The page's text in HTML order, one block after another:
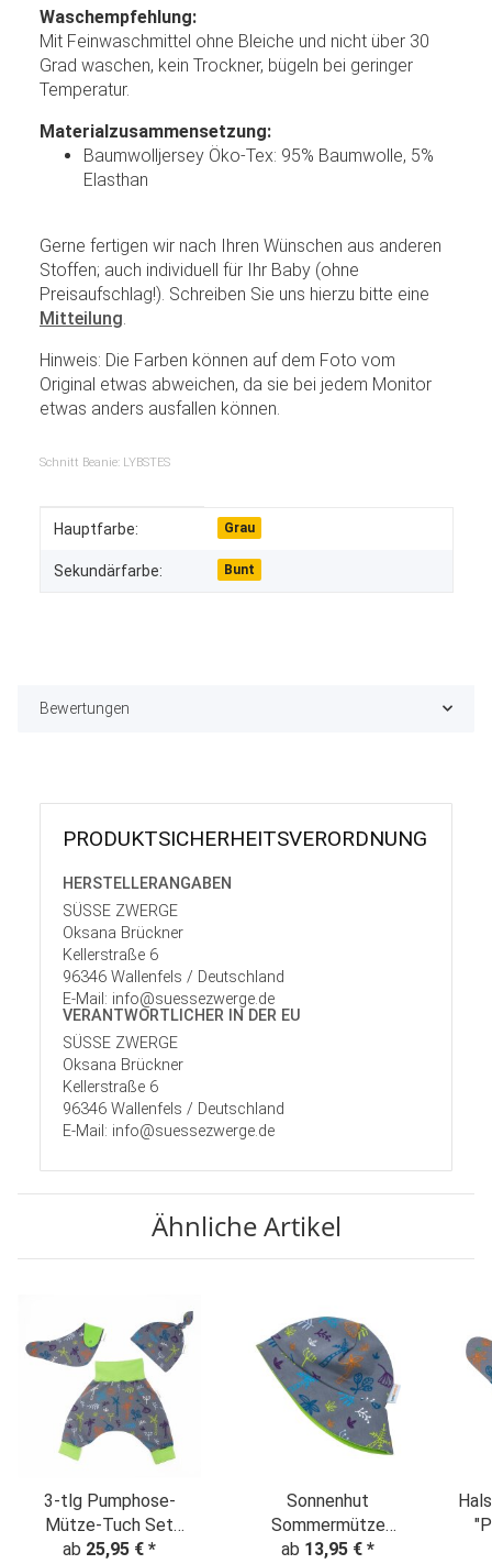
Waschempfehlung:
Mit Feinwaschmittel ohne Bleiche und nicht über 30
Grad waschen, kein Trockner, bügeln bei geringer
Temperatur.
Materialzusammensetzung:
Baumwolljersey Öko-Tex: 95% Baumwolle, 5%
Elasthan
Gerne fertigen wir nach Ihren Wünschen aus anderen
Stoffen; auch individuell für Ihr Baby (ohne
Preisaufschlag!). Schreiben Sie uns hierzu bitte eine
Mitteilung
Hinweis: Die Farben können auf dem Foto vom
Original etwas abweichen, da sie bei jedem Monitor
etwas anders ausfallen können.
Schnitt Beanie: LYBSTES
Produkteigenschaft
Wert
Hauptfarbe: Grau
Sekundärfarbe: Bunt
Bewertungen
PRODUKT­SICHER­HEITS­VER­ORD­NUNG
HERSTELLER­ANGABEN
SÜSSE ZWERGE
Oksana Brückner
Kellerstraße 6
96346 Wallenfels / Deutschland
E-Mail: info@suessezwerge.de
VERANTWORT­LICHER IN DER EU
SÜSSE ZWERGE
Oksana Brückner
Kellerstraße 6
96346 Wallenfels / Deutschland
E-Mail: info@suessezwerge.de
Ähnliche Artikel
3-tlg Pumphose-
Mütze-Tuch Set
"Palmen & Blätter"
ab 25,95 € *
Sonnenhut
Sommermütze
"Palmen" auf grau
ab 13,95 € *